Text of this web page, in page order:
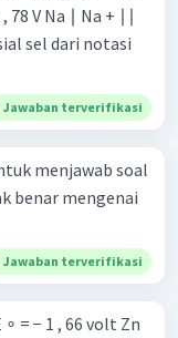
Jawaban terverifikasi
menjawab soal
Jawaban terverifikasi